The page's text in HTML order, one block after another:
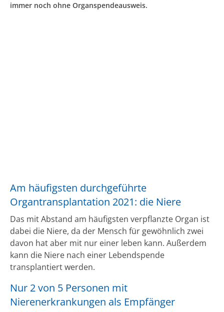
immer noch ohne Organspendeausweis.
Am häufigsten durchgeführte
Organtransplantation 2021: die Niere
Das mit Abstand am häufigsten verpflanzte Organ ist
dabei die Niere, da der Mensch für gewöhnlich zwei
davon hat aber mit nur einer leben kann. Außerdem
kann die Niere nach einer Lebendspende
transplantiert werden.
Nur 2 von 5 Personen mit
Nierenerkrankungen als Empfänger